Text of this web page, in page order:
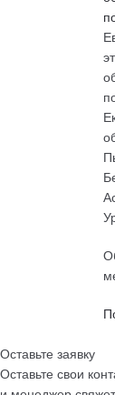
Оставьте заявку
Оставьте свои